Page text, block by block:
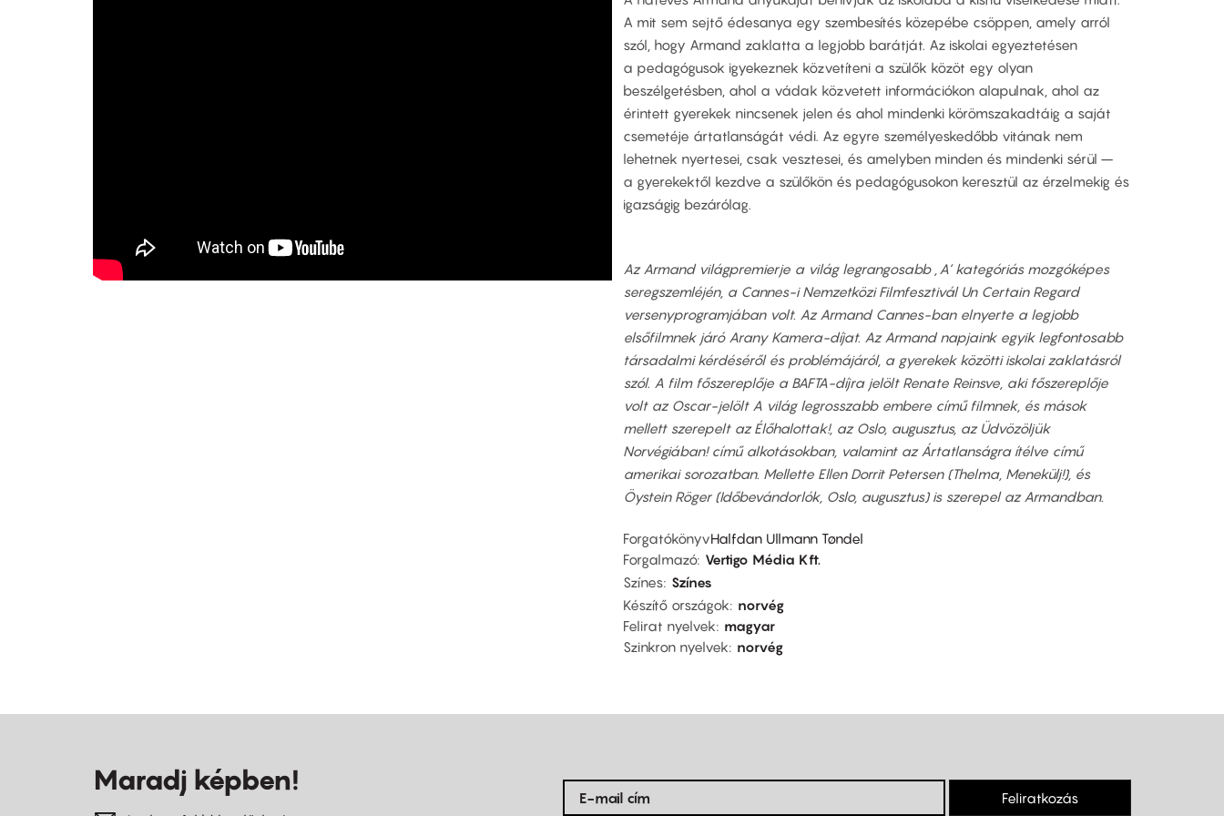
A mit sem sejtő édesanya egy szembesítés közepébe csöppen, amely arról
szól, hogy Armand zaklatta a legjobb barátját. Az iskolai egyeztetésen
a pedagógusok igyekeznek közvetíteni a szülők közöt egy olyan
beszélgetésben, ahol a vádak közvetett információkon alapulnak, ahol az
érintett gyerekek nincsenek jelen és ahol mindenki körömszakadtáig a saját
csemetéje ártatlanságát védi. Az egyre személyeskedőbb vitának nem
lehetnek nyertesei, csak vesztesei, és amelyben minden és mindenki sérül –
a gyerekektől kezdve a szülőkön és pedagógusokon keresztül az érzelmekig és
igazságig bezárólag.
Az Armand világpremierje a világ legrangosabb ‚A‘ kategóriás mozgóképes
seregszemléjén, a Cannes-i Nemzetközi Filmfesztivál Un Certain Regard
versenyprogramjában volt. Az Armand Cannes-ban elnyerte a legjobb
elsőfilmnek járó Arany Kamera-díjat. Az Armand napjaink egyik legfontosabb
társadalmi kérdéséről és problémájáról, a gyerekek közötti iskolai zaklatásról
szól. A film főszereplője a BAFTA-díjra jelölt Renate Reinsve, aki főszereplője
volt az Oscar-jelölt A világ legrosszabb embere című filmnek, és mások
mellett szerepelt az Élőhalottak!, az Oslo, augusztus, az Üdvözöljük
Norvégiában! című alkotásokban, valamint az Ártatlanságra ítélve című
amerikai sorozatban. Mellette Ellen Dorrit Petersen (Thelma, Menekülj!), és
Öystein Röger (Időbevándorlók, Oslo, augusztus) is szerepel az Armandban.
ForgatókönyvHalfdan Ullmann Tøndel
Forgalmazó Vertigo Média Kft.
Színes Színes
Készítő országok
norvég
Felirat nyelvek
magyar
Szinkron nyelvek
norvég
Maradj képben!
Feliratkozás